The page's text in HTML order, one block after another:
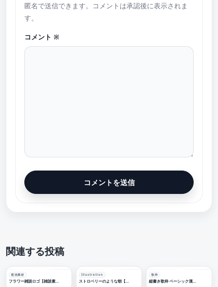
匿名で送信できます。コメントは承認後に表示されま
す。
コメント ※
関連する投稿
配信素材
フラワー雑談ロゴ【雑談素材・フリー素材・サムネ素材】
Illustration
ストロベリーのような朝【作字・イラスト】
歌枠
縦書き歌枠 ベーシック漢字ゴシック【歌枠素材・フリー素材・サムネ素材】